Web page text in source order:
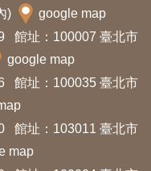
)
google map
館址：100007 臺北市
google map
館址：100035 臺北市
館址：103011 臺北市
map